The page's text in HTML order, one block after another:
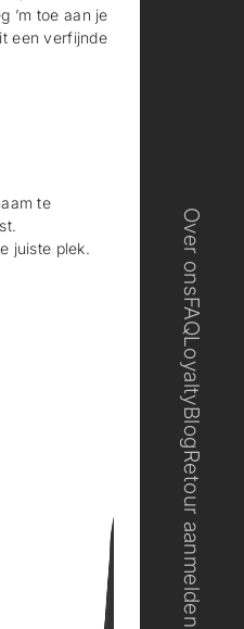
Over ons
FAQ
Loyalty
Blog
Retour aanmelden
’m toe aan je
een verfijnde
te
juiste plek.